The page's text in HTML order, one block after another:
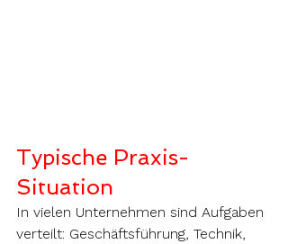
Typische Praxis-
Situation
In vielen Unternehmen sind Aufgaben
verteilt: Geschäftsführung, Technik,